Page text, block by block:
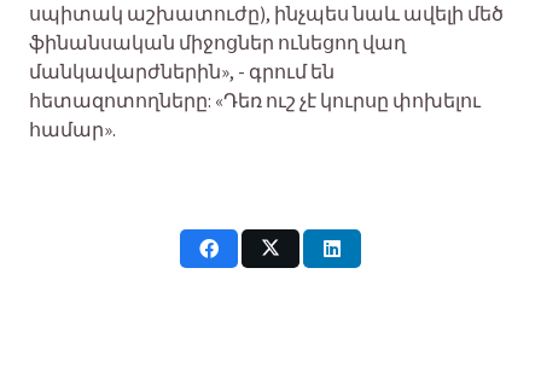
սպիտակ աշխատուժը), ինչպես նաև ավելի մեծ
ֆինանսական միջոցներ ունեցող վաղ
մանկավարժներին», - գրում են
հետազոտողները: «Դեռ ուշ չէ կուրսը փոխելու
համար».